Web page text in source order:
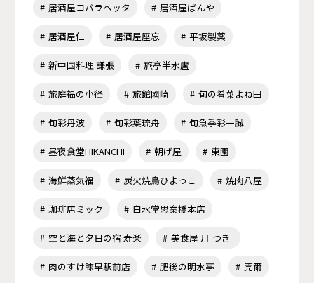
居酒屋コバラヘッタ 居酒屋ばんや
居酒屋仁 居酒屋座忘 平坂製薬
新中国料理 謙張 旅亭半水盧
旅庭福の小径 旅館國崎 旬の肴菜よね田
旬彩丹波 旬彩葉琉舟 旬魚季彩一誠
昼夜食堂HIKANCHI 朝げ屋 東園
海鮮蒸気福 炭火焼鳥ひよっこ 焼肉八屋
珈琲店ミック 白水堂思案橋本店
空と海と夕日の宿 寿楽 美食屋 月-つき-
肉のすけ諫早駅前店 肥後の明水亭 莞爾